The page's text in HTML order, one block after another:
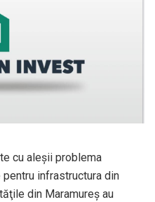
cu aleşii problema
infrastructura din
din Maramureş au